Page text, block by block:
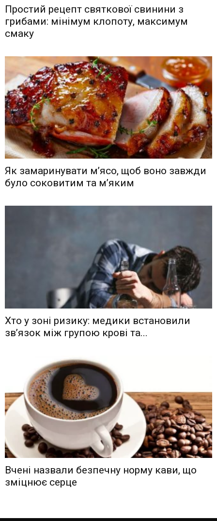
Простий рецепт святкової свинини з
грибами: мінімум клопоту, максимум
смаку
Як замаринувати м’ясо, щоб воно завжди
було соковитим та м’яким
Хто у зоні ризику: медики встановили
зв’язок між групою крові та...
Вчені назвали безпечну норму кави, що
зміцнює серце